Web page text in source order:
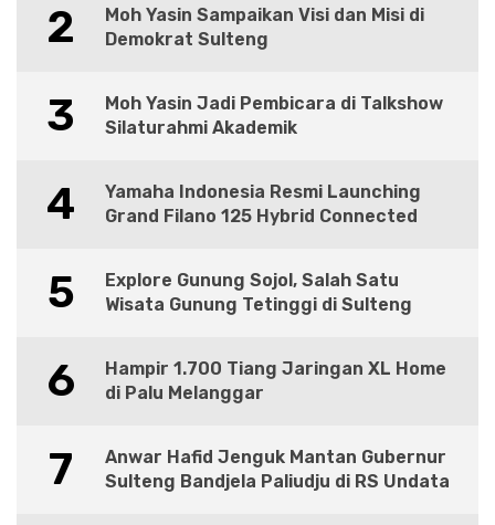
2
Moh Yasin Sampaikan Visi dan Misi di
Demokrat Sulteng
3
Moh Yasin Jadi Pembicara di Talkshow
Silaturahmi Akademik
4
Yamaha Indonesia Resmi Launching
Grand Filano 125 Hybrid Connected
5
Explore Gunung Sojol, Salah Satu
Wisata Gunung Tetinggi di Sulteng
6
Hampir 1.700 Tiang Jaringan XL Home
di Palu Melanggar
7
Anwar Hafid Jenguk Mantan Gubernur
Sulteng Bandjela Paliudju di RS Undata